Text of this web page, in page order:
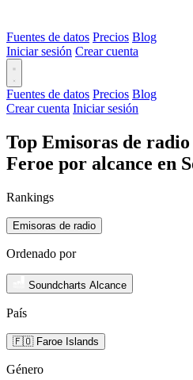
Fuentes de datos Precios Blog
Iniciar sesión Crear cuenta
Fuentes de datos Precios Blog
Crear cuenta Iniciar sesión
Top Emisoras de
Feroe por alcance en
Rankings
Emisoras de radio
Ordenado por
Soundcharts Alcance
País
🇫🇴 Faroe Islands
Género